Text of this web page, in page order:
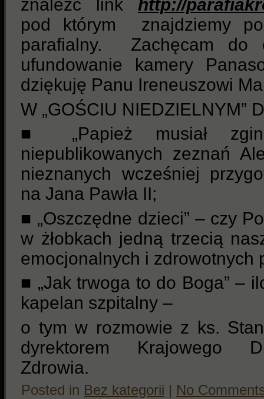
znaleźć link http://
pod którym znajdziemy
parafialny.
Zachęcam do
ufundowanie kamery
dziękuję Panu Ireneuszowi
W „GOŚCIU NIEDZIELNYM”
■ „Papież musiał
niepublikowanych zeznań
nieznanych wcześniej
na Jana Pawła II;
■ „Oszczędne dzieci” – czy
w żłobkach jedną trzecią
emocjonalnych i zdrowotnych
■ „Jak trwoga to do Boga” –
kapelan szpitalny –
o tym w rozmowie z ks.
dyrektorem Krajowego
Zdrowia.
Posted in Bez kategorii No